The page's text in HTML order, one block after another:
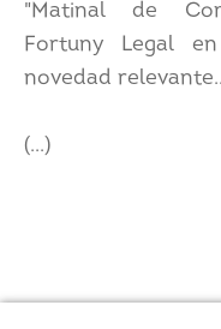
"Matinal de
Fortuny Legal
novedad
(...)